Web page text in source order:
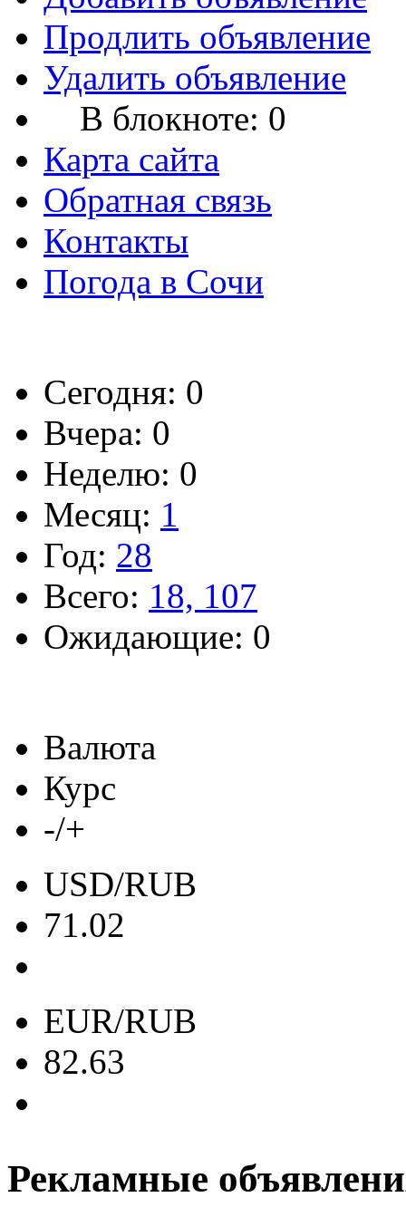
Продлить объявление
Удалить объявление
В блокноте: 0
Карта сайта
Обратная связь
Контакты
Погода в Сочи
Сегодня: 0
Вчера: 0
Неделю: 0
Месяц: 1
Год: 28
Всего: 18, 107
Ожидающие: 0
Валюта
Курс
-/+
USD/RUB
71.02
EUR/RUB
82.63
Рекламные